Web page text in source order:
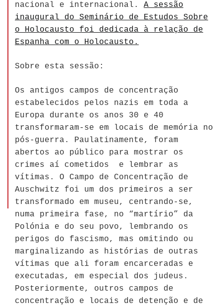
nacional e internacional. A sessão
inaugural do Seminário de Estudos Sobre
o Holocausto foi dedicada à relação de
Espanha com o Holocausto.
Sobre esta sessão:
Os antigos campos de concentração
estabelecidos pelos nazis em toda a
Europa durante os anos 30 e 40
transformaram-se em locais de memória no
pós-guerra. Paulatinamente, foram
abertos ao público para mostrar os
crimes aí cometidos e lembrar as
vítimas. O Campo de Concentração de
Auschwitz foi um dos primeiros a ser
transformado em museu, centrando-se,
numa primeira fase, no “martírio” da
Polónia e do seu povo, lembrando os
perigos do fascismo, mas omitindo ou
marginalizando as histórias de outras
vítimas que ali foram encarceradas e
executadas, em especial dos judeus.
Posteriormente, outros campos de
concentração e locais de detenção e de